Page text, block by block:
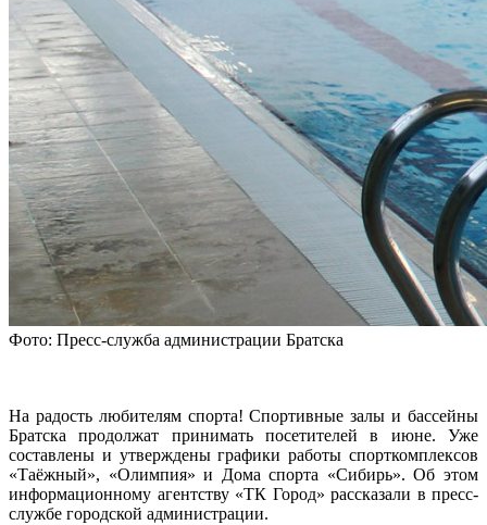
Фото: Пресс-служба администрации Братска
На радость любителям спорта! Спортивные залы и бассейны
Братска продолжат принимать посетителей в июне. Уже
составлены и утверждены графики работы спорткомплексов
«Таёжный», «Олимпия» и Дома спорта «Сибирь». Об этом
информационному агентству «ТК Город» рассказали в пресс-
службе городской администрации.